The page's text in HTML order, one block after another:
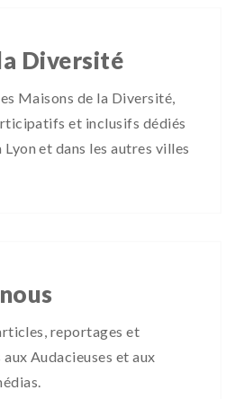
Diversité
Maisons de la Diversité,
et inclusifs dédiés
et dans les autres villes
reportages et
Audacieuses et aux